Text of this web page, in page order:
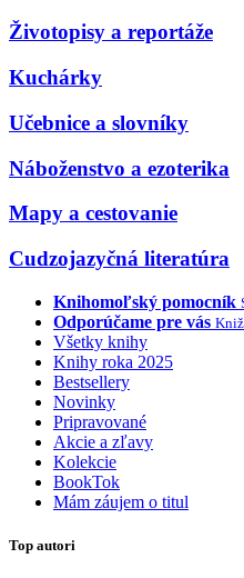
Životopisy a reportáže
Kuchárky
Učebnice a slovníky
Náboženstvo a ezoterika
Mapy a cestovanie
Cudzojazyčná literatúra
Knihomoľský pomocník
Odporúčame pre vás
Všetky knihy
Knihy roka 2025
Bestsellery
Novinky
Pripravované
Akcie a zľavy
Kolekcie
BookTok
Mám záujem o titul
Top autori